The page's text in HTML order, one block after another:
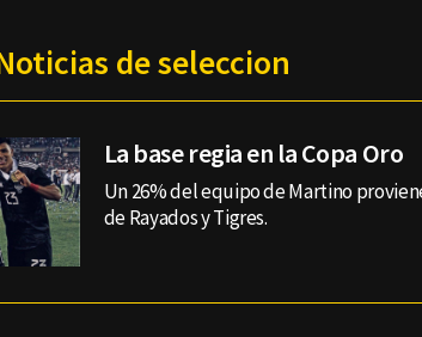
de seleccion
La base regia en la Copa Oro
Un 26% del equipo de Martino
de Rayados y Tigres.